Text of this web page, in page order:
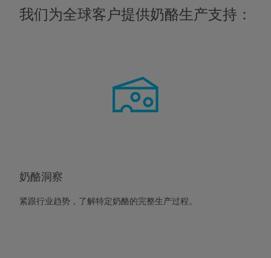
我们为全球客户提供奶酪生产支持：
奶酪洞察
紧跟行业趋势，了解特定奶酪的完整生产过程。